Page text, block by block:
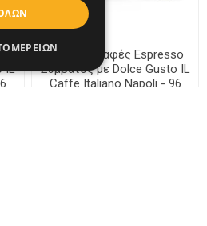
IL
Ιταλικός Καφές Espresso
Συμβατός με Dolce Gusto IL
Caffe Italiano Napoli - 96